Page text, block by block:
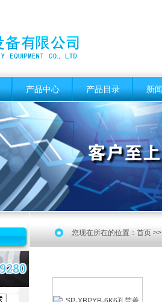
产品中心 产品目录 新
您现在所在的位置： 首页